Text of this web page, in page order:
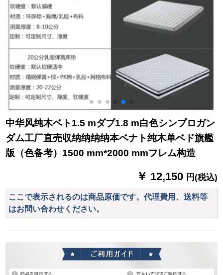
中华风纯木ベト1.5 mダブ1.8 m白色シンプロガン
ダム工厂直売収纳纳纳纳本ベナト纯木单ベド旗艦
版（色备考）1500 mm*2000 mmフレム构造
￥ 12,150 円(税込)
ここで表示されるのは商品原価です。代理費用、送料等
はお問い合わせください。